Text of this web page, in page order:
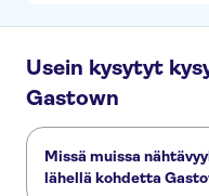
Sheraton
Centre
Vancouver
Sure Stay By
Usein kysytyt
Gastown
Missä muissa
lähellä kohdetta